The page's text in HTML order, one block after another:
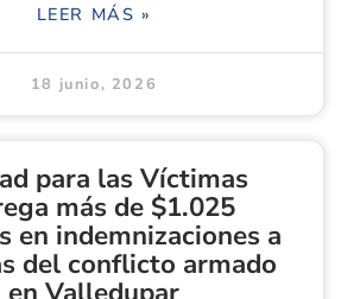
LEER MÁS »
18 junio, 2026
para las Víctimas
más de $1.025
en indemnizaciones a
del conflicto armado